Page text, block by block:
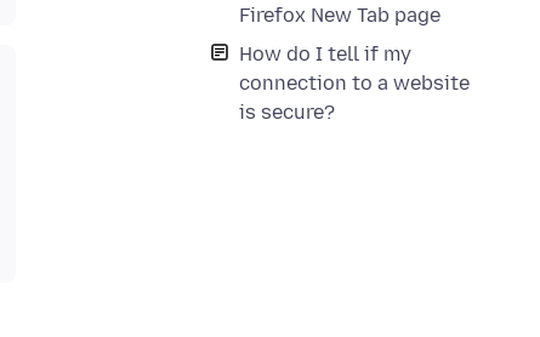
Firefox New Tab page
How do I tell if my
connection to a website
is secure?